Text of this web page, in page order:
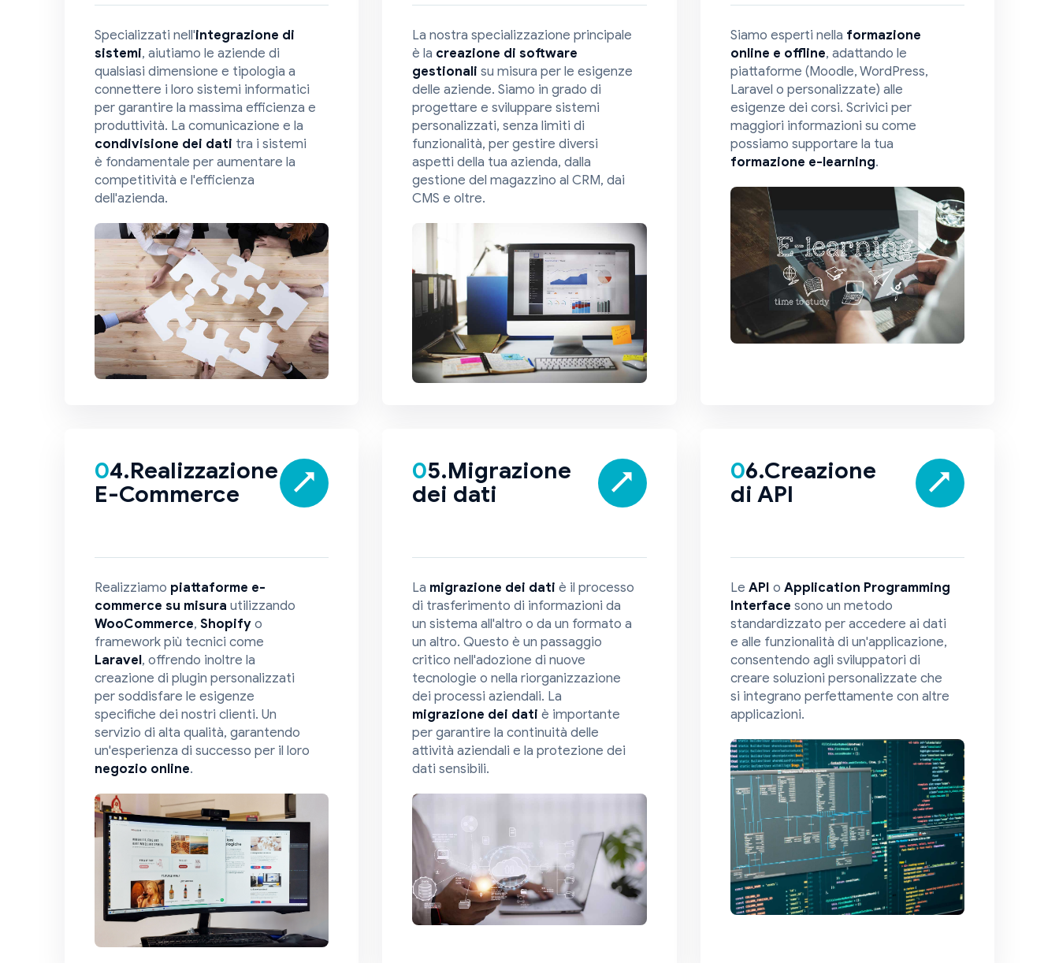
Specializzati nell'integrazione di
sistemi, aiutiamo le aziende di
qualsiasi dimensione e tipologia a
connettere i loro sistemi informatici
per garantire la massima efficienza e
produttività. La comunicazione e la
condivisione dei dati tra i sistemi
è fondamentale per aumentare la
competitività e l'efficienza
dell'azienda.
La nostra specializzazione principale
è la creazione di software
gestionali su misura per le esigenze
delle aziende. Siamo in grado di
progettare e sviluppare sistemi
personalizzati, senza limiti di
funzionalità, per gestire diversi
aspetti della tua azienda, dalla
gestione del magazzino al CRM, dai
CMS e oltre.
Siamo esperti nella formazione
online e offline, adattando le
piattaforme (Moodle, WordPress,
Laravel o personalizzate) alle
esigenze dei corsi. Scrivici per
maggiori informazioni su come
possiamo supportare la tua
formazione e-learning.
04.Realizzazione
E-Commerce
Realizziamo piattaforme e-
commerce su misura utilizzando
WooCommerce,Shopify o
framework più tecnici come
Laravel, offrendo inoltre la
creazione di plugin personalizzati
per soddisfare le esigenze
specifiche dei nostri clienti. Un
servizio di alta qualità, garantendo
un'esperienza di successo per il loro
negozio online.
05.Migrazione
dei dati
La migrazione dei dati è il processo
di trasferimento di informazioni da
un sistema all'altro o da un formato a
un altro. Questo è un passaggio
critico nell'adozione di nuove
tecnologie o nella riorganizzazione
dei processi aziendali. La
migrazione dei dati è importante
per garantire la continuità delle
attività aziendali e la protezione dei
dati sensibili.
06.Creazione
di API
Le API o Application Programming
Interface sono un metodo
standardizzato per accedere ai dati
e alle funzionalità di un'applicazione,
consentendo agli sviluppatori di
creare soluzioni personalizzate che
si integrano perfettamente con altre
applicazioni.